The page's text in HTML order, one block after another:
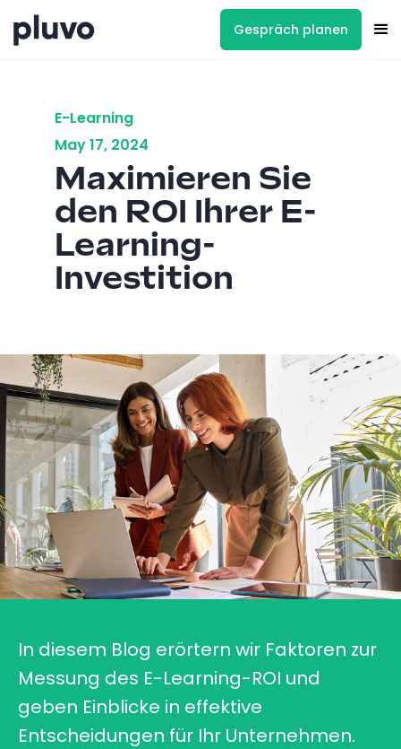
Gespräch planen
E-Learning
May 17, 2024
Maximieren Sie
den ROI Ihrer E-
Learning-
Investition
In diesem Blog erörtern wir Faktoren zur
Messung des E-Learning-ROI und
geben Einblicke in effektive
Entscheidungen für Ihr Unternehmen.